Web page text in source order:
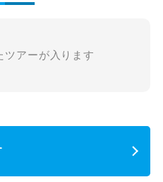
ツアーが入ります